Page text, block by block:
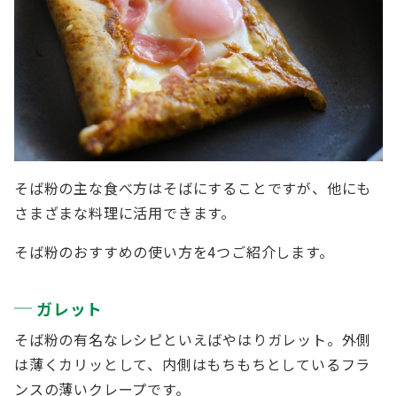
そば粉の主な食べ方はそばにすることですが、他にも
さまざまな料理に活用できます。
そば粉のおすすめの使い方を4つご紹介します。
ガレット
そば粉の有名なレシピといえばやはりガレット。外側
は薄くカリッとして、内側はもちもちとしているフラ
ンスの薄いクレープです。